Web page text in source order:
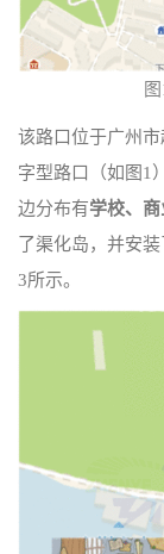
该路口位于广州
字型路口（如图1
边分布有学校、
了渠化岛，并安
3所示。